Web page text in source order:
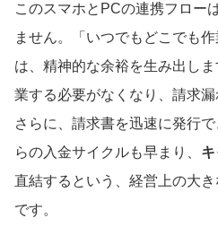
このスマホとPCの連携フロー
ません。「いつでもどこでも
は、精神的な余裕を生み出し
業する必要がなくなり、請求漏
さらに、請求書を迅速に発行
らの入金サイクルも早まり、
直結するという、経営上の大
です。